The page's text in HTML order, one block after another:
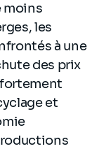
moins
les
à une
des prix
et